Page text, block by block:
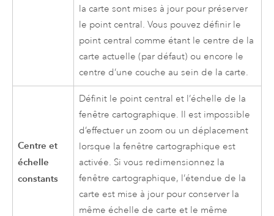
la carte sont mises à jour pour préserver
le point central. Vous pouvez définir le
point central comme étant le centre de la
carte actuelle (par défaut) ou encore le
centre d’une couche au sein de la carte.
Centre et
échelle
constants
Définit le point central et l’échelle de la
fenêtre cartographique. Il est impossible
d’effectuer un zoom ou un déplacement
lorsque la fenêtre cartographique est
activée. Si vous redimensionnez la
fenêtre cartographique, l’étendue de la
carte est mise à jour pour conserver la
même échelle de carte et le même